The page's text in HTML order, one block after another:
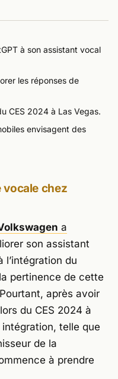
à son assistant vocal
les réponses de
CES 2024 à Las Vegas.
envisagent des
vocale chez
a
son assistant
l’intégration du
pertinence de cette
après avoir
du CES 2024 à
telle que
de la
à prendre